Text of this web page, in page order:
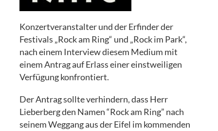
Konzertveranstalter und der Erfinder der
Festivals „Rock am Ring“ und „Rock im Park“,
nach einem Interview diesem Medium mit
einem Antrag auf Erlass einer einstweiligen
Verfügung konfrontiert.
Der Antrag sollte verhindern, dass Herr
Lieberberg den Namen “Rock am Ring” nach
seinem Weggang aus der Eifel im kommenden